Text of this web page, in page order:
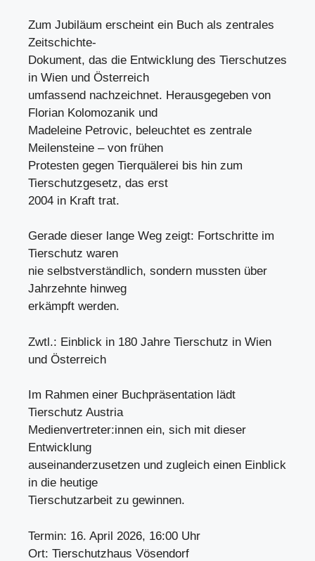
Zum Jubiläum erscheint ein Buch als zentrales
Zeitschichte-
Dokument, das die Entwicklung des Tierschutzes
in Wien und Österreich
umfassend nachzeichnet. Herausgegeben von
Florian Kolomozanik und
Madeleine Petrovic, beleuchtet es zentrale
Meilensteine – von frühen
Protesten gegen Tierquälerei bis hin zum
Tierschutzgesetz, das erst
2004 in Kraft trat.
Gerade dieser lange Weg zeigt: Fortschritte im
Tierschutz waren
nie selbstverständlich, sondern mussten über
Jahrzehnte hinweg
erkämpft werden.
Zwtl.: Einblick in 180 Jahre Tierschutz in Wien
und Österreich
Im Rahmen einer Buchpräsentation lädt
Tierschutz Austria
Medienvertreter:innen ein, sich mit dieser
Entwicklung
auseinanderzusetzen und zugleich einen Einblick
in die heutige
Tierschutzarbeit zu gewinnen.
Termin: 16. April 2026, 16:00 Uhr
Ort: Tierschutzhaus Vösendorf